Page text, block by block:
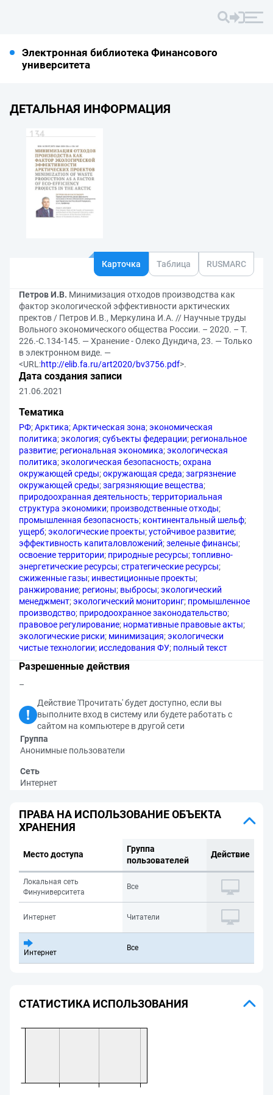
Электронная библиотека Финансового
университета
ДЕТАЛЬНАЯ ИНФОРМАЦИЯ
Карточка Таблица RUSMARC
Петров И.В. Минимизация отходов производства как
фактор экологической эффективности арктических
пректов / Петров И.В., Меркулина И.А. // Научные труды
Вольного экономического общества России. – 2020. – Т.
226.-С.134-145. — Хранение - Олеко Дундича, 23. — Только
в электронном виде. —
<URL:http://elib.fa.ru/art2020/bv3756.pdf>.
Дата создания записи
21.06.2021
Тематика
РФ;Арктика;Арктическая зона;экономическая
политика;экология;субъекты федерации; региональное
развитие; региональная экономика;экологическая
политика;экологическая безопасность;охрана
окружающей среды;окружающая среда;загрязнение
окружающей среды;загрязняющие вещества;
природоохранная деятельность;территориальная
структура экономики; производственные отходы;
промышленная безопасность; континентальный шельф;
ущерб;экологические проекты;устойчивое развитие;
эффективность капиталовложений;зеленые финансы;
освоение территории; природные ресурсы;топливно-
энергетические ресурсы;стратегические ресурсы;
сжиженные газы; инвестиционные проекты;
ранжирование; регионы; выбросы;экологический
менеджмент;экологический мониторинг; промышленное
производство; природоохранное законодательство;
правовое регулирование; нормативные правовые акты;
экологические риски; минимизация;экологически
чистые технологии; исследования ФУ; полный текст
Разрешенные действия
–
Действие 'Прочитать' будет доступно, если вы
выполните вход в систему или будете работать с
сайтом на компьютере в другой сети
Группа
Анонимные пользователи
Сеть
Интернет
ПРАВА НА ИСПОЛЬЗОВАНИЕ ОБЪЕКТА
ХРАНЕНИЯ
Место доступа
Группа
пользователей
Действие
Локальная сеть
Финуниверситета
Все
Интернет Читатели
Интернет
Все
СТАТИСТИКА ИСПОЛЬЗОВАНИЯ